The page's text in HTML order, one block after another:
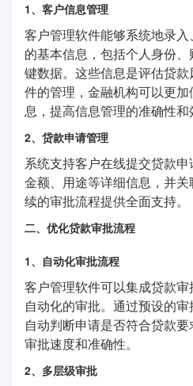
1、客户信息管理
客户管理软件能够系统地录
的基本信息，包括个人身份
键数据。这些信息是评估贷
件的管理，金融机构可以更
息，提高信息管理的准确性和
2、贷款申请管理
系统支持客户在线提交贷款申
金额、用途等详细信息，并
续的审批流程提供全面支持。
二、优化贷款审批流程
1、自动化审批流程
客户管理软件可以集成贷款
自动化的审批。通过预设的
自动判断申请是否符合贷款
审批速度和准确性。
2、多层级审批